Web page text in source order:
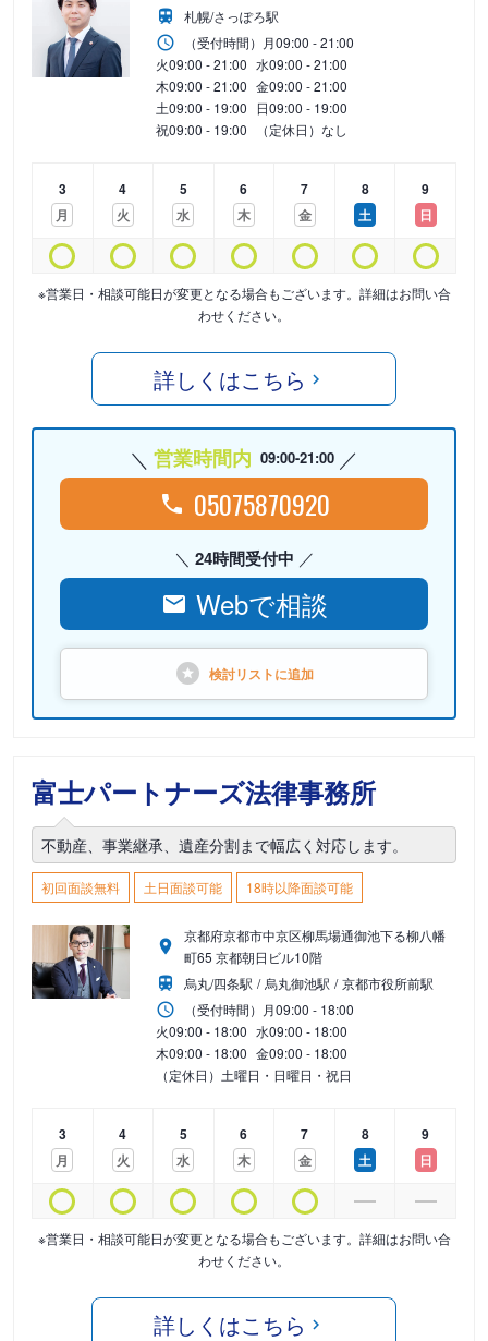
札幌/さっぽろ駅
（受付時間） 月09:00 - 21:00
火09:00 - 21:00 水09:00 - 21:00
木09:00 - 21:00 金09:00 - 21:00
土09:00 - 19:00 日09:00 - 19:00
祝09:00 - 19:00 （定休日）なし
3
月
4
火
5
水
6
木
7
金
8
土
9
日
※営業日・相談可能日が変更となる場合もございます。詳細はお問い合
わせください。
詳しくはこちら
営業時間内 09:00-21:00
05075870920
24時間受付中
Webで相談
検討リストに追加
富士パートナーズ法律事務所
不動産、事業継承、遺産分割まで幅広く対応します。
初回面談無料 土日面談可能 18時以降面談可能
京都府京都市中京区柳馬場通御池下る柳八幡
町65 京都朝日ビル10階
烏丸/四条駅
烏丸御池駅
京都市役所前駅
（受付時間） 月09:00 - 18:00
火09:00 - 18:00 水09:00 - 18:00
木09:00 - 18:00 金09:00 - 18:00
（定休日）土曜日・日曜日・祝日
3
月
4
火
5
水
6
木
7
金
8
土
9
日
※営業日・相談可能日が変更となる場合もございます。詳細はお問い合
わせください。
詳しくはこちら